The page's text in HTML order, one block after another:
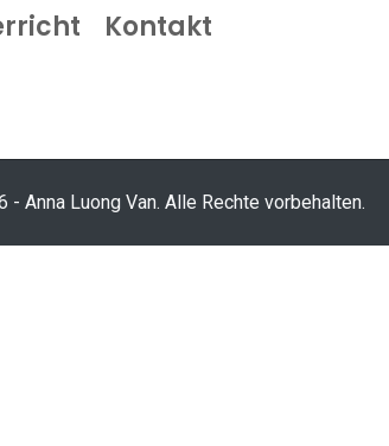
Kontakt
- Anna Luong Van. Alle Rechte vorbehalten.